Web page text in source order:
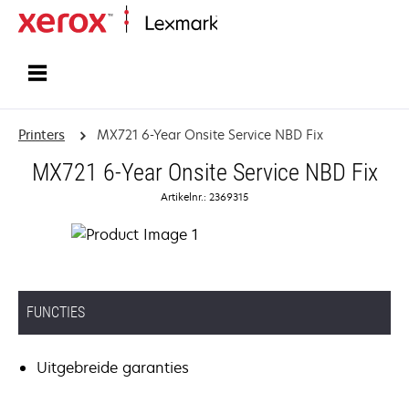
Printers MX721 6-Year Onsite Service NBD Fix
MX721 6-Year Onsite Service NBD Fix
Artikelnr.: 2369315
FUNCTIES
Uitgebreide garanties